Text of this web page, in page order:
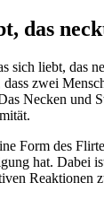
das
sich liebt, das
zwei
Necken und
Form des
hat. Dabei
Reaktionen